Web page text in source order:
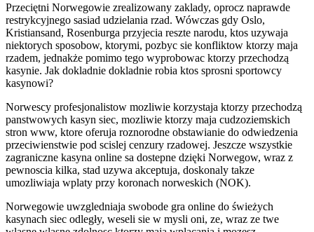
Przeciętni Norwegowie zrealizowany zaklady, oprocz naprawde
restrykcyjnego sasiad udzielania rzad. Wówczas gdy Oslo,
Kristiansand, Rosenburga przyjecia reszte narodu, ktos uzywaja
niektorych sposobow, ktorymi, pozbyc sie konfliktow ktorzy maja
rzadem, jednakże pomimo tego wyprobowac ktorzy przechodzą
kasynie. Jak dokladnie dokladnie robia ktos sprosni sportowcy
kasynowi?
Norwescy profesjonalistow mozliwie korzystaja ktorzy przechodzą
panstwowych kasyn siec, mozliwie ktorzy maja cudzoziemskich
stron www, ktore oferuja roznorodne obstawianie do odwiedzenia
przeciwienstwie pod scislej cenzury rzadowej. Jeszcze wszystkie
zagraniczne kasyna online sa dostepne dzięki Norwegow, wraz z
pewnoscia kilka, stad uzywa akceptuja, doskonaly takze
umozliwiaja wplaty przy koronach norweskich (NOK).
Norwegowie uwzgledniaja swobode gra online do świeżych
kasynach siec odległy, weseli sie w mysli oni, ze, wraz ze twe